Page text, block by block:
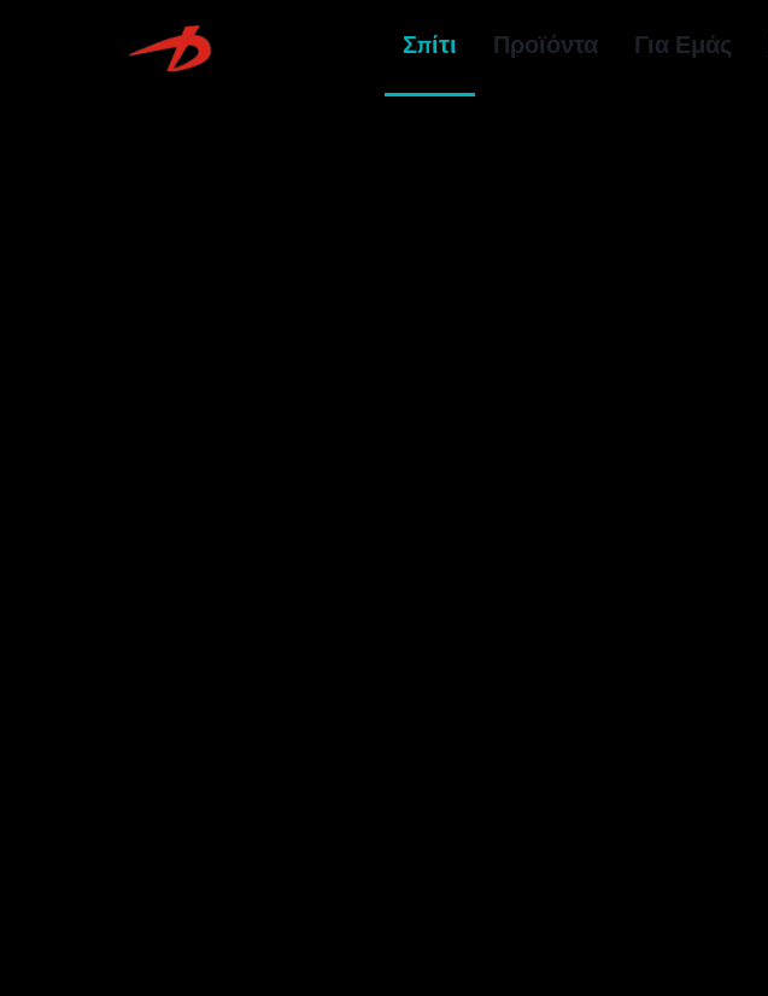
Σπίτι Προϊόντα Για Εμάς